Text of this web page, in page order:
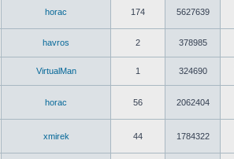
horac 174 5627639
havros 2 378985
VirtualMan 1 324690
horac 56 2062404
xmirek 44 1784322